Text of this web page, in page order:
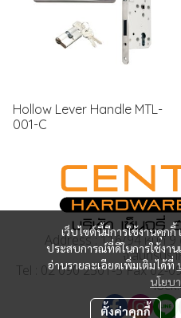
Hollow Lever Handle MTL-
001-C
เว็บไซต์นี้มีการใช้งานคุก
ประสบการณ์ที่ดีในการใช้งา
อ่านรายละเอียดเพิ่มเติมได้ที่
นโยบ
ตั้งค่าคุกกี้
Address : 116/94 หมู่ที่ 9
จ.สมุทรปร
Tel : 02 090 2501-5 Fax 02-